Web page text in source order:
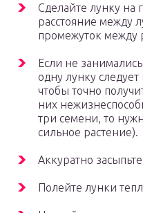
Сделайте лунку на
расстояние между
промежуток между
Если не
одну лунку
чтобы точно
них
три семени, то
сильное растение).
Аккуратно
Полейте лунки